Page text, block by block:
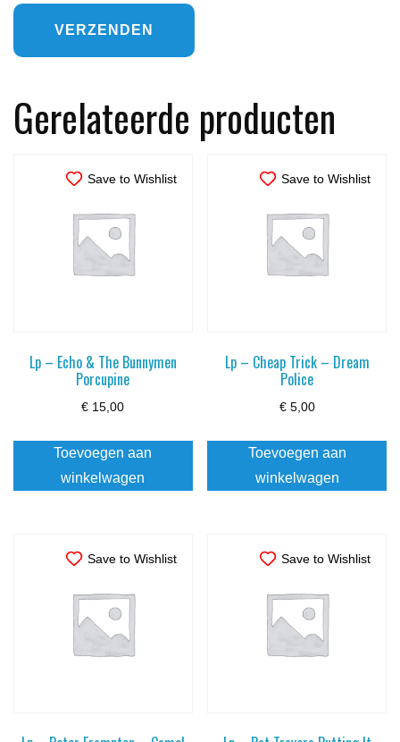
Gerelateerde producten
Save to Wishlist
Lp – Echo & The Bunnymen
Porcupine
€ 15,00
Toevoegen aan
winkelwagen
Save to Wishlist
Lp – Cheap Trick – Dream
Police
€5,00
Toevoegen aan
winkelwagen
Save to Wishlist Save to Wishlist